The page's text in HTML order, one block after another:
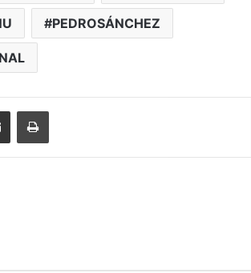
PEDROSÁNCHEZ
Enviar vía email Imprimir